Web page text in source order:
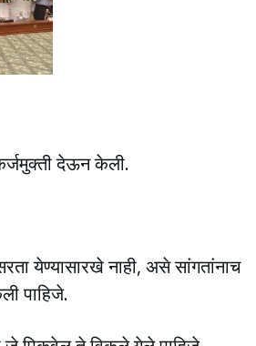
देऊन केली.
येण्यासारखे नाही, असे सांगतांनाच
पाहिजे.